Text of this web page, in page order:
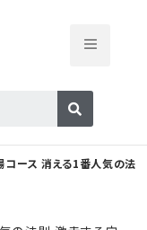
コース 消える1番人気の法